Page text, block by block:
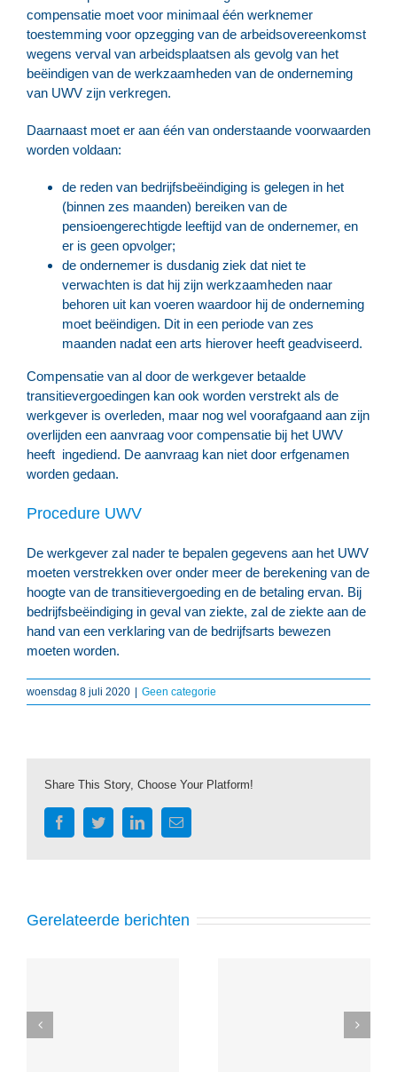
compensatie moet voor minimaal één werknemer
toestemming voor opzegging van de arbeidsovereenkomst
wegens verval van arbeidsplaatsen als gevolg van het
beëindigen van de werkzaamheden van de onderneming
van UWV zijn verkregen.
Daarnaast moet er aan één van onderstaande voorwaarden
worden voldaan:
de reden van bedrijfsbeëindiging is gelegen in het
(binnen zes maanden) bereiken van de
pensioengerechtigde leeftijd van de ondernemer, en
er is geen opvolger;
de ondernemer is dusdanig ziek dat niet te
verwachten is dat hij zijn werkzaamheden naar
behoren uit kan voeren waardoor hij de onderneming
moet beëindigen. Dit in een periode van zes
maanden nadat een arts hierover heeft geadviseerd.
Compensatie van al door de werkgever betaalde
transitievergoedingen kan ook worden verstrekt als de
werkgever is overleden, maar nog wel voorafgaand aan zijn
overlijden een aanvraag voor compensatie bij het UWV
heeft ingediend. De aanvraag kan niet door erfgenamen
worden gedaan.
Procedure UWV
De werkgever zal nader te bepalen gegevens aan het UWV
moeten verstrekken over onder meer de berekening van de
hoogte van de transitievergoeding en de betaling ervan. Bij
bedrijfsbeëindiging in geval van ziekte, zal de ziekte aan de
hand van een verklaring van de bedrijfsarts bewezen
moeten worden.
woensdag 8 juli 2020 | Geen categorie
Share This Story, Choose Your Platform!
FacebookTwitterLinkedIn
E-
mail
Gerelateerde berichten